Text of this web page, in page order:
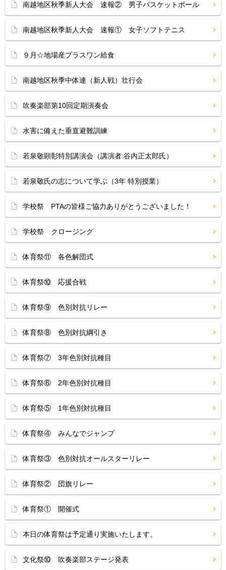
南越地区秋季新人大会 速報② 男子バスケットボール
南越地区秋季新人大会 速報① 女子ソフトテニス
９月☆地場産プラスワン給食
南越地区秋季中体連（新人戦）壮行会
吹奏楽部第10回定期演奏会
水害に備えた垂直避難訓練
若泉敬顕彰特別講演会（講演者:谷内正太郎氏）
若泉敬氏の志について学ぶ（3年 特別授業）
学校祭 PTAの皆様ご協力ありがとうございました！
学校祭 クロージング
体育祭⑪ 各色解団式
体育祭⑩ 応援合戦
体育祭⑨ 色別対抗リレー
体育祭⑧ 色別対抗綱引き
体育祭⑦ 3年色別対抗種目
体育祭⑥ 2年色別対抗種目
体育祭⑤ 1年色別対抗種目
体育祭④ みんなでジャンプ
体育祭③ 色別対抗オールスターリレー
体育祭② 団旗リレー
体育祭① 開催式
本日の体育祭は予定通り実施いたします。
文化祭⑩ 吹奏楽部ステージ発表